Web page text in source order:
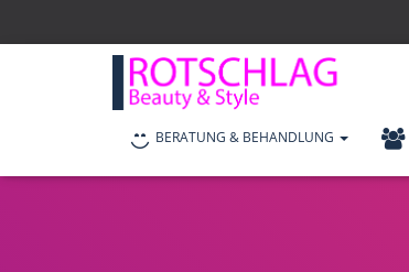
BERATUNG & BEHANDLUNG